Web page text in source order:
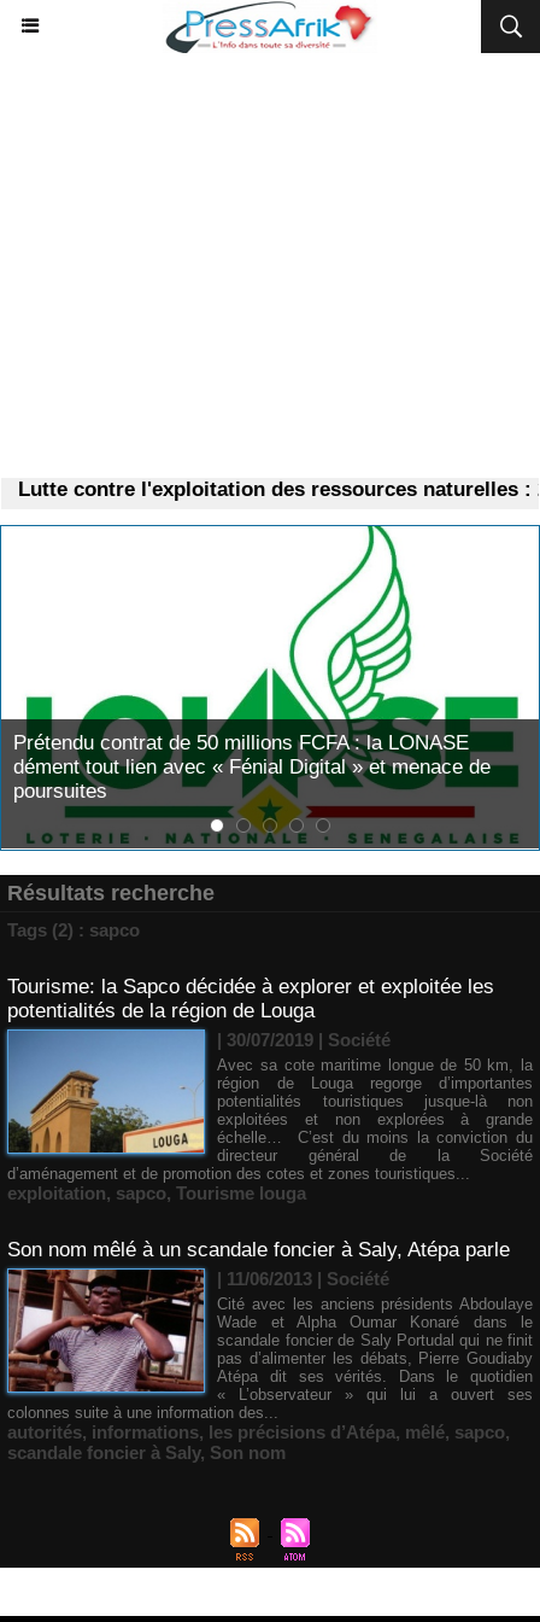
Lutte contre l'exploitation des ressources naturelles :
: la LONASE
» et menace de
Assemblée nationale : une
convoquée sur les exonérations
de pêche
Résultats recherche
Tags (2) : sapco
Tourisme: la Sapco décidée à explorer et exploitée les
potentialités de la région de Louga
| 30/07/2019 | Société
Avec sa cote maritime longue de 50 km, la
région de Louga regorge d’importantes
potentialités touristiques jusque-là non
exploitées et non explorées à grande
échelle… C’est du moins la conviction du
directeur général de la Société
d’aménagement et de promotion des cotes et zones touristiques...
exploitation, sapco, Tourisme louga
Son nom mêlé à un scandale foncier à Saly, Atépa parle
| 11/06/2013 | Société
Cité avec les anciens présidents Abdoulaye
Wade et Alpha Oumar Konaré dans le
scandale foncier de Saly Portudal qui ne finit
pas d’alimenter les débats, Pierre Goudiaby
Atépa dit ses vérités. Dans le quotidien
« L’observateur » qui lui a ouvert ses
colonnes suite à une information des...
autorités, informations, les précisions d’Atépa, mêlé, sapco,
scandale foncier à Saly, Son nom